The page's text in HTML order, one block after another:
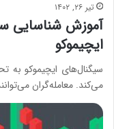
تیر ۲۶, ۱۴۰۲
آموزش شناسایی
ایچیموکو
سیگنال‌های ایچیموکو به
می‌کند. معامله‌گران